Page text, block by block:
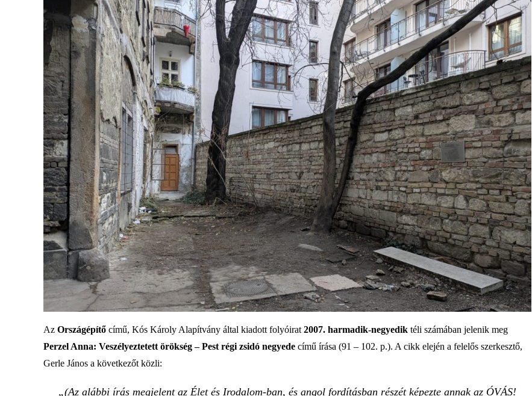
Az Országépítő című, Kós Károly Alapítvány által kiadott folyóirat 2007. harmadik-negyedik téli számában jelenik meg
Perzel Anna: Veszélyeztetett örökség – Pest régi zsidó negyede című írása (91 – 102. p.). A cikk elején a felelős szerkesztő,
Gerle János a következőt közli:
„(Az alábbi írás megjelent az Élet és Irodalom-ban, és angol fordításban részét képezte annak az ÓVÁS!